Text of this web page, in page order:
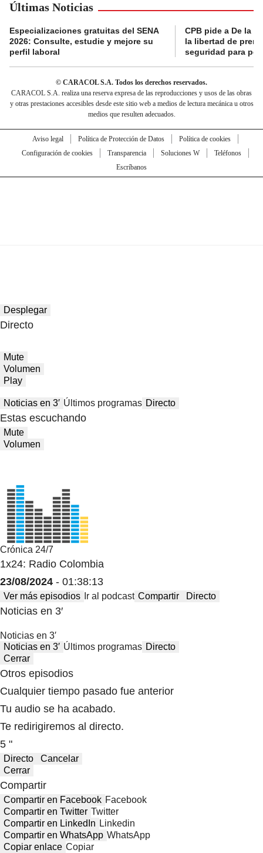
Últimas Noticias
Especializaciones gratuitas del SENA
2026: Consulte, estudie y mejore su
perfil laboral
CPB pide a De la
la libertad de
seguridad para
© CARACOL S.A. Todos los derechos reservados.
CARACOL S.A. realiza una reserva expresa de las reproducciones y usos de las obras
y otras prestaciones accesibles desde este sitio web a medios de lectura mecánica u otros
medios que resulten adecuados.
Aviso legal Política de Protección de Datos
Política de cookies
Configuración de cookies
Transparencia Soluciones W
Teléfonos
Escríbanos
Desplegar
Directo
Mute
Volumen
Play
Noticias en 3′ Últimos programas Directo
Estas escuchando
Mute
Volumen
Crónica 24/7
1x24: Radio Colombia
23/08/2024 - 01:38:13
Ver más episodios Ir al podcast Compartir Directo
Noticias en 3′
Noticias en 3′
Noticias en 3′ Últimos programas Directo
Cerrar
Otros episodios
Cualquier tiempo pasado fue anterior
Tu audio se ha acabado.
Te redirigiremos al directo.
5 "
Directo
Cancelar
Cerrar
Compartir
Compartir en Facebook Facebook
Compartir en Twitter Twitter
Compartir en LinkedIn Linkedin
Compartir en WhatsApp WhatsApp
Copiar enlace Copiar